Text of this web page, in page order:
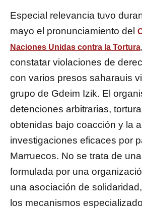
Especial relevancia tuvo
mayo el pronunciamiento del
Naciones Unidas contra la Tortura
constatar violaciones de
con varios presos saharauis
grupo de Gdeim Izik. El
detenciones arbitrarias,
obtenidas bajo coacción y la
investigaciones eficaces por
Marruecos. No se trata de
formulada por una
una asociación de
los mecanismos